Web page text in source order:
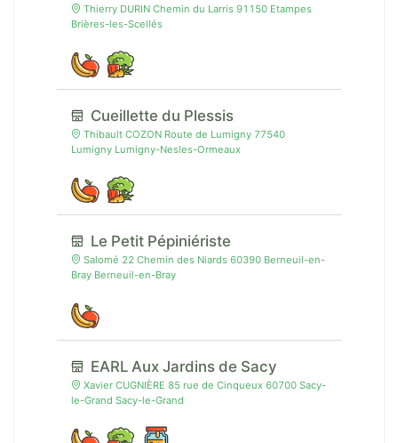
Thierry DURIN Chemin du Larris 91150 Etampes
Brières-les-Scellés
Cueillette du Plessis
Thibault COZON Route de Lumigny 77540
Lumigny Lumigny-Nesles-Ormeaux
Le Petit Pépiniériste
Salomé 22 Chemin des Niards 60390 Berneuil-en-
Bray Berneuil-en-Bray
EARL Aux Jardins de Sacy
Xavier CUGNIÈRE 85 rue de Cinqueux 60700 Sacy-
le-Grand Sacy-le-Grand